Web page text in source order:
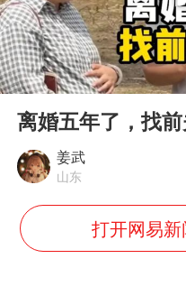
改
火
台
Play
00:00
离婚五年了，找
姜武
山东
打开网易